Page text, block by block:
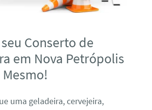
Conserto de
em Nova Petrópolis
Mesmo!
uma geladeira, cervejeira,